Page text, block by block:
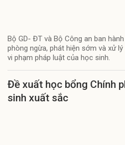
Bộ GD- ĐT và Bộ Công an ban
phòng ngừa, phát hiện sớm và xử
vi phạm pháp luật của học sinh.
Đề xuất học bổng Chính
sinh xuất sắc